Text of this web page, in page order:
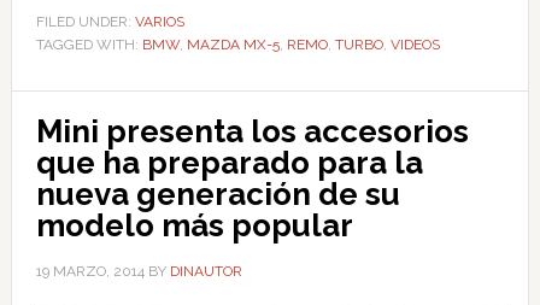
FILED UNDER: VARIOS
TAGGED WITH: BMW, MAZDA MX-5, REMO, TURBO, VIDEOS
Mini presenta los accesorios
que ha preparado para la
nueva generación de su
modelo más popular
19 MARZO, 2014 BY DINAUTOR